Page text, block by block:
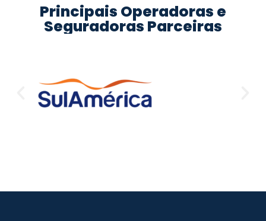
Principais Operadoras e
Seguradoras Parceiras